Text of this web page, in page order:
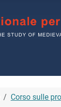
Corso sulle